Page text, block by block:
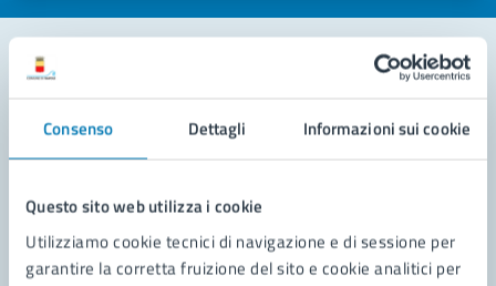
Consenso Dettagli Informazioni sui cookie
Questo sito web utilizza i cookie
Utilizziamo cookie tecnici di navigazione e di sessione per
garantire la corretta fruizione del sito e cookie analitici per
Leggi le domande frequenti
Richiedi assistenza
Prenota appuntamento